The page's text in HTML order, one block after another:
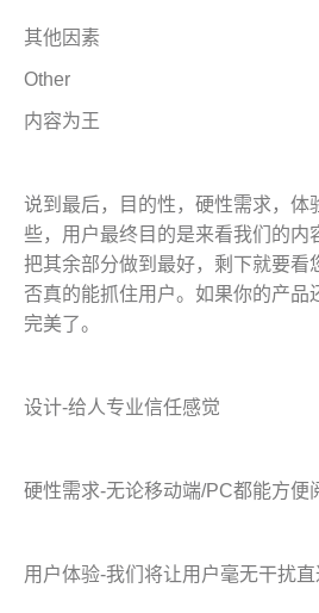
其他因素
Other
内容为王
说到最后，目的性，硬性需求，体
些，用户最终目的是来看我们的内
把其余部分做到最好，剩下就要看
否真的能抓住用户。如果你的产品
完美了。
设计-给人专业信任感觉
硬性需求-无论移动端/PC都能方便
用户体验-我们将让用户毫无干扰